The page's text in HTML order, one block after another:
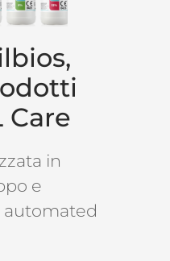
in
e
automated